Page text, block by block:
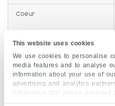
This website uses cookies
We use cookies to personalise
media features and to analyse
information about your use of
advertising and analytics
information that you’ve
from your use of their services.
Coeur
Poumons